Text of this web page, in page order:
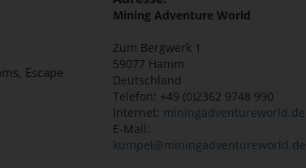
Escape
Mining Adventure World
Zum Bergwerk 1
59077 Hamm
Deutschland
Telefon: +49 (0)2362 9748 990
Internet: miningadventureworld.de
E-Mail:
kumpel@miningadventureworld.de